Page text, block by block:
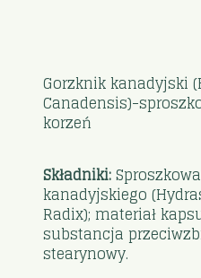
Gorzknik kanadyjski
Canadensis)-
korzeń
Składniki:
kanadyjskiego
Radix); materiał
substancja
stearynowy.